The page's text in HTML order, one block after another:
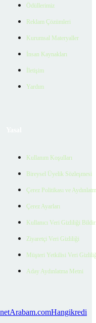
Ödüllerimiz
Reklam Çözümleri
Kurumsal Materyaller
İnsan Kaynakları
İletişim
Yardım
Kullanım Koşulları
Bireysel Üyelik Sözleşmesi
Çerez Politikası ve
Çerez Ayarları
Kullanıcı Veri Gizliliği
Ziyaretçi Veri Gizliliği
Müşteri Yetkilisi Veri
Aday Aydınlatma Metni
Arabam.comHangikredi